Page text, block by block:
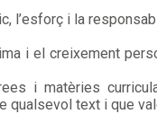
l’esforç i la
i el creixement
i matèries
qualsevol text i que